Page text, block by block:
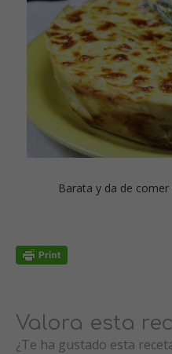
Barata y da de
Valora esta
¿Te ha gustado esta